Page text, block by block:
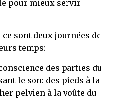
pour mieux servir
sont deux journées de
temps:
des parties du
le son: des pieds à la
pelvien à la voûte du